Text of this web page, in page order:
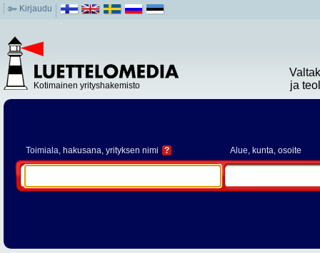
Kirjaudu
Kotimainen yrityshakemisto
ja
Toimiala, hakusana, yrityksen nimi ? Alue, kunta, osoite